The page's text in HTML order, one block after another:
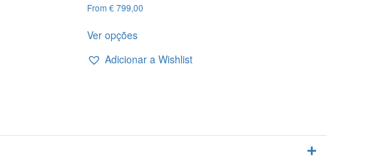
From €799,00
Ver opçõesproduct
multiple
be
Adicionar a Wishlist
Expandir